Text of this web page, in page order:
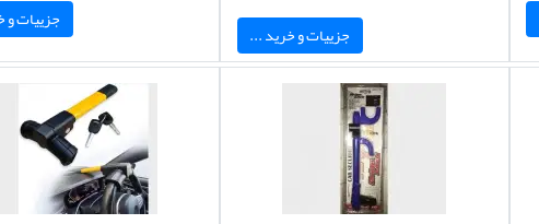
جزییات و خرید ...
جزییات و